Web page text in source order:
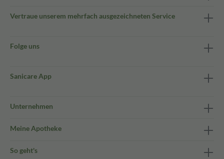
Vertraue unserem mehrfach ausgezeichneten Service
Folge uns
Sanicare App
Unternehmen
Meine Apotheke
So geht's